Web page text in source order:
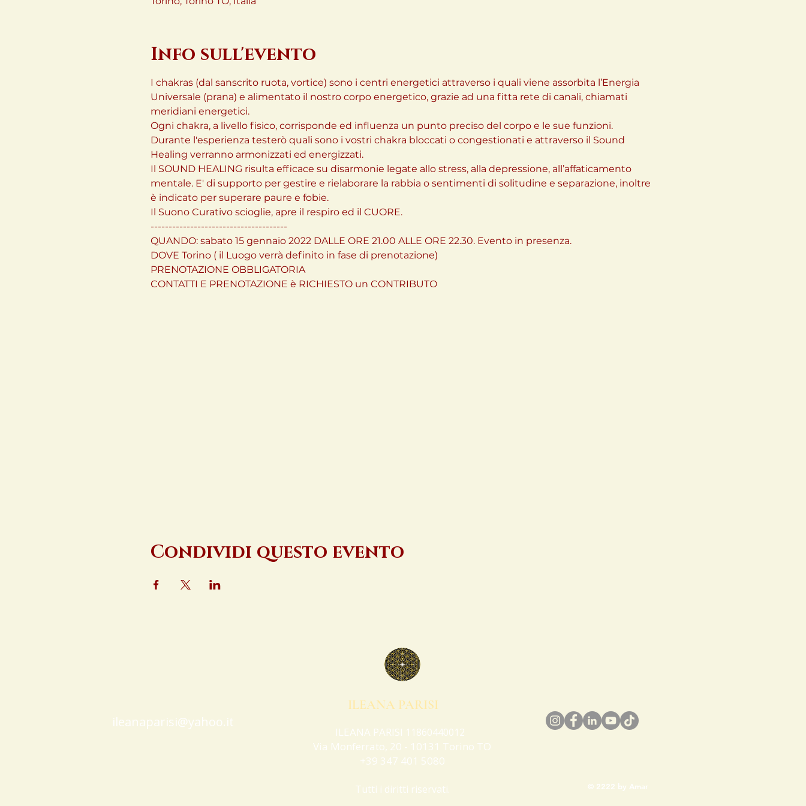
Info sull'evento
I chakras (dal sanscrito ruota, vortice) sono i centri energetici attraverso i quali viene assorbita l’Energia
Universale (prana) e alimentato il nostro corpo energetico, grazie ad una fitta rete di canali, chiamati
meridiani energetici.
Ogni chakra, a livello fisico, corrisponde ed influenza un punto preciso del corpo e le sue funzioni.
Durante l'esperienza testerò quali sono i vostri chakra bloccati o congestionati e attraverso il Sound
Healing verranno armonizzati ed energizzati.
Il SOUND HEALING risulta efficace su disarmonie legate allo stress, alla depressione, all’affaticamento
mentale. E' di supporto per gestire e rielaborare la rabbia o sentimenti di solitudine e separazione, inoltre
è indicato per superare paure e fobie.
Il Suono Curativo scioglie, apre il respiro ed il CUORE.
--------------------------------------
QUANDO: sabato 15 gennaio 2022 DALLE ORE 21.00 ALLE ORE 22.30. Evento in presenza.
DOVE Torino ( il Luogo verrà definito in fase di prenotazione)
PRENOTAZIONE OBBLIGATORIA
CONTATTI E PRENOTAZIONE è RICHIESTO un CONTRIBUTO
Condividi questo evento
© 2222 by Amar
ILEANA PARISI
ILEANA PARISI 11860440012
Via Monferrato, 20 - 10131 Torino TO
+39 347 401 5080
Tutti i diritti riservati.
ileanaparisi@yahoo.it